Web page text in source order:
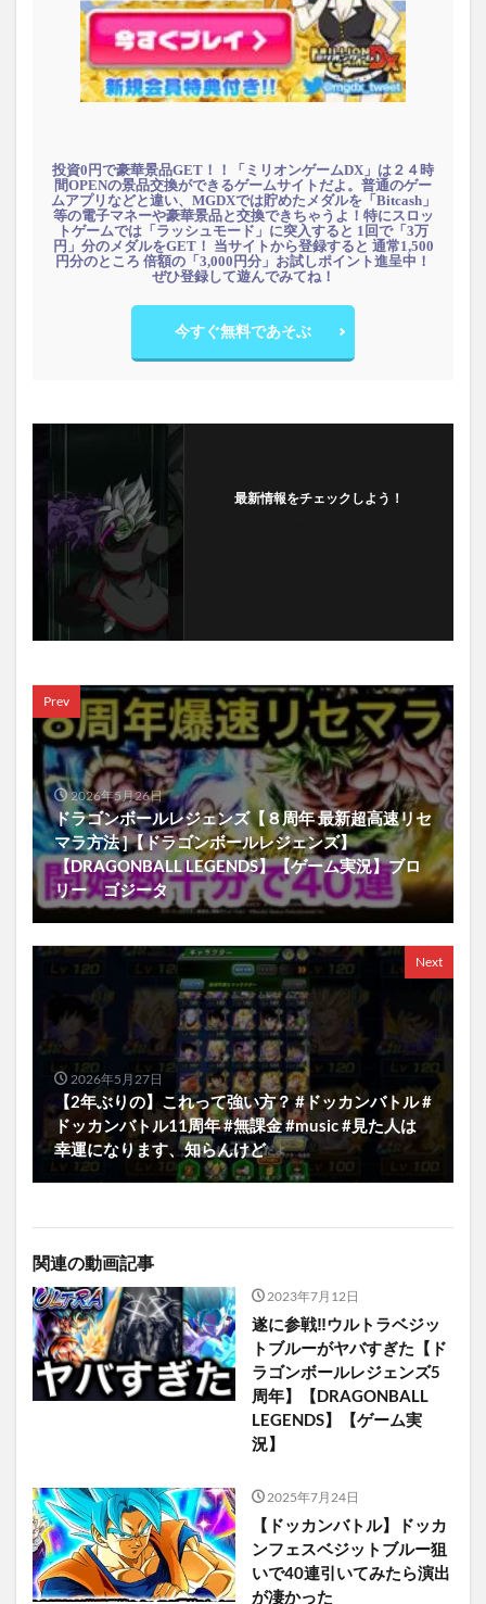
投資0円で豪華景品GET！！「ミリオンゲームDX」は２４時
間OPENの景品交換ができるゲームサイトだよ。普通のゲー
ムアプリなどと違い、MGDXでは貯めたメダルを「Bitcash」
等の電子マネーや豪華景品と交換できちゃうよ！特にスロッ
トゲームでは「ラッシュモード」に突入すると 1回で「3万
円」分のメダルをGET！ 当サイトから登録すると 通常1,500
円分のところ 倍額の「3,000円分」お試しポイント進呈中！
ぜひ登録して遊んでみてね！
今すぐ無料であそぶ
最新情報をチェックしよう！
Prev
2026年5月26日
ドラゴンボールレジェンズ【８周年 最新超高速リセ
マラ方法 ]【ドラゴンボールレジェンズ】
【DRAGONBALL LEGENDS】【ゲーム実況】ブロ
リー ゴジータ
Next
2026年5月27日
【2年ぶりの】これって強い方？ #ドッカンバトル #
ドッカンバトル11周年 #無課金 #music #見た人は
幸運になります、知らんけど
関連の動画記事
2023年7月12日
遂に参戦‼︎ウルトラベジッ
トブルーがヤバすぎた【ド
ラゴンボールレジェンズ5
周年】【DRAGONBALL
LEGENDS】【ゲーム実
況】
2025年7月24日
【ドッカンバトル】ドッカ
ンフェスベジットブルー狙
いで40連引いてみたら演出
が凄かった